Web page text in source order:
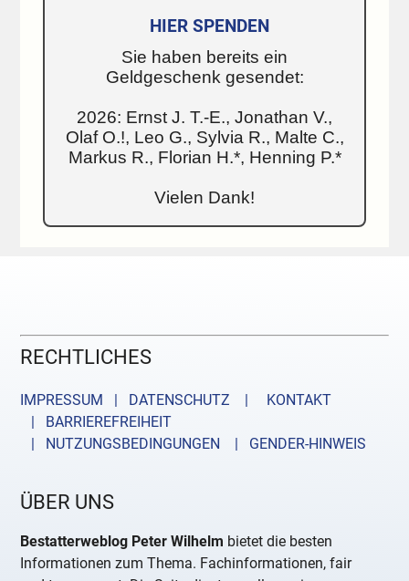
HIER SPENDEN
Sie haben bereits ein
Geldgeschenk gesendet:
2026: Ernst J. T.-E., Jonathan V.,
Olaf O.!, Leo G., Sylvia R., Malte C.,
Markus R., Florian H.*, Henning P.*
Vielen Dank!
RECHTLICHES
IMPRESSUM | DATENSCHUTZ |
KONTAKT
| BARRIEREFREIHEIT
| NUTZUNGSBEDINGUNGEN
| GENDER-HINWEIS
ÜBER UNS
Bestatterweblog Peter Wilhelm bietet die besten
Informationen zum Thema. Fachinformationen, fair